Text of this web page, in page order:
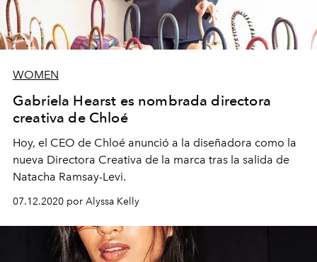
WOMEN
Gabriela Hearst es nombrada directora
creativa de Chloé
Hoy, el CEO de Chloé anunció a la diseñadora como la
nueva Directora Creativa de la marca tras la salida de
Natacha Ramsay-Levi.
07.12.2020 por Alyssa Kelly